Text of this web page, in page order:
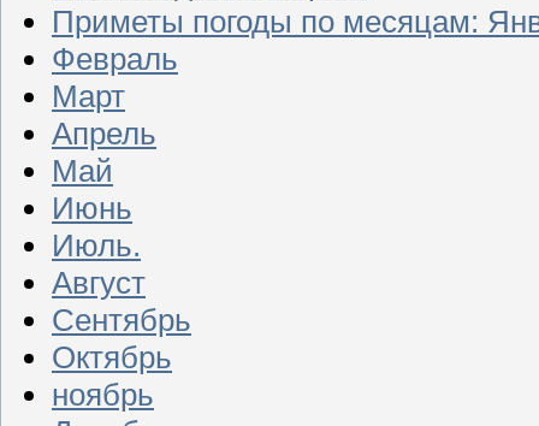
Приметы погоды по месяцам:
Февраль
Март
Апрель
Май
Июнь
Июль.
Август
Сентябрь
Октябрь
ноябрь